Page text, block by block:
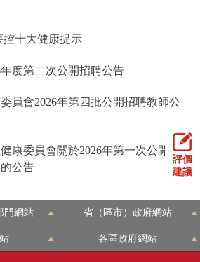
控十大健康提示
度第二次公開招聘公告
員會2026年第四批公開招聘教師公
康委員會關於2026年第一次公開招
公告
評價
建議
門網站 省（區市）政府網站
各區政府網站